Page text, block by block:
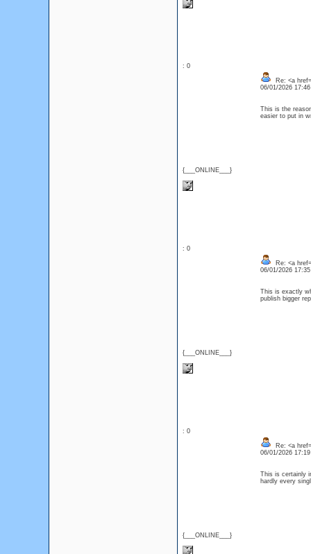
: 0
{___ONLINE___}
Re: <a
06/01/2026
This is the
easier to put in
: 0
{___ONLINE___}
Re: <a href=
06/01/2026
This is exactly
publish bigger
: 0
{___ONLINE___}
Re: <a
06/01/2026
This is certainly
hardly every